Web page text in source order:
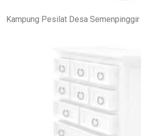
Kampung Pesilat Desa